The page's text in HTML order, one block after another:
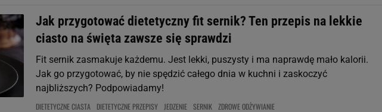
Jak przygotować dietetyczny fit sernik? Ten przepis na lekkie
ciasto na święta zawsze się sprawdzi
Fit sernik zasmakuje każdemu. Jest lekki, puszysty i ma naprawdę mało kalorii.
Jak go przygotować, by nie spędzić całego dnia w kuchni i zaskoczyć
najbliższych? Podpowiadamy!
DIETETYCZNE CIASTA DIETETYCZNE PRZEPISY JEDZENIE SERNIK ZDROWE ODŻYWIANIE